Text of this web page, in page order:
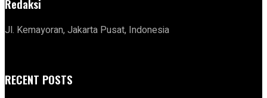
Redaksi
Jl. Kemayoran, Jakarta Pusat, Indonesia
RECENT POSTS